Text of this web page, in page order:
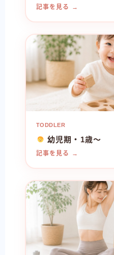
記事を見る →
TODDLER
幼児期・1歳〜
記事を見る →